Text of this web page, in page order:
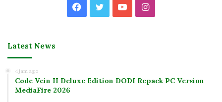
Facebook
TwitterYouTubeInstagram
Latest News
4 jam ago
Code Vein II Deluxe Edition DODI Repack PC Version
MediaFire 2026